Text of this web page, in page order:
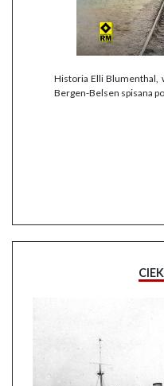
Historia Elli Blumenthal,
Bergen-Belsen spisana